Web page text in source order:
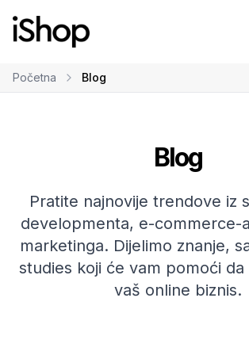
Početna Blog
Blog
Pratite najnovije trendove iz
developmenta, e-commerce-
marketinga. Dijelimo znanje,
studies koji će vam pomoći
vaš online biznis.